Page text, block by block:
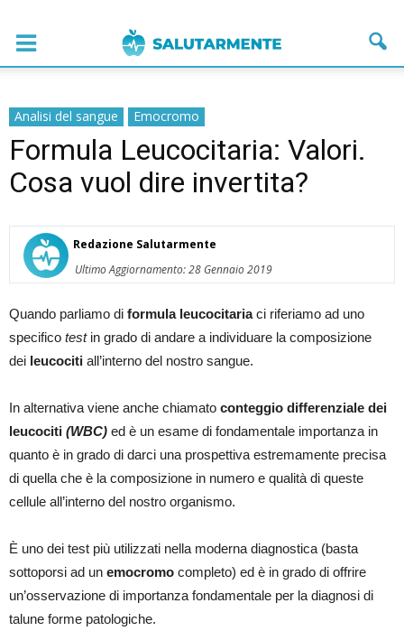
Analisi del sangue Emocromo
Formula Leucocitaria: Valori.
Cosa vuol dire invertita?
Redazione Salutarmente
Ultimo Aggiornamento: 28 Gennaio 2019
Quando parliamo di formula leucocitariaci riferiamo ad uno
specifico testin grado di andare a individuare la composizione
dei leucociti all’interno del nostro sangue.
In alternativa viene anche chiamato conteggio differenziale dei
leucociti (WBC) ed è un esame di fondamentale importanza in
quanto è in grado di darci una prospettiva estremamente precisa
di quella che è la composizione in numero e qualità di queste
cellule all’interno del nostro organismo.
È uno dei test più utilizzati nella moderna diagnostica (basta
sottoporsi ad un emocromo completo) ed è in grado di offrire
un’osservazione di importanza fondamentale per la diagnosi di
talune forme patologiche.